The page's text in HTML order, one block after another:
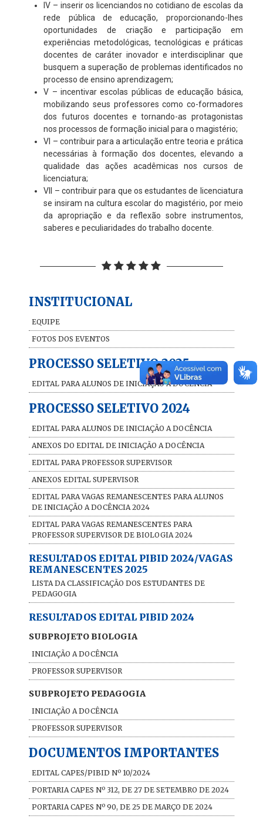
IV – inserir os licenciandos no cotidiano de escolas da
rede pública de educação, proporcionando-lhes
oportunidades de criação e participação em
experiências metodológicas, tecnológicas e práticas
docentes de caráter inovador e interdisciplinar que
busquem a superação de problemas identificados no
processo de ensino aprendizagem;
V – incentivar escolas públicas de educação básica,
mobilizando seus professores como co-formadores
dos futuros docentes e tornando-as protagonistas
nos processos de formação inicial para o magistério;
VI – contribuir para a articulação entre teoria e prática
necessárias à formação dos docentes, elevando a
qualidade das ações acadêmicas nos cursos de
licenciatura;
VII – contribuir para que os estudantes de licenciatura
se insiram na cultura escolar do magistério, por meio
da apropriação e da reflexão sobre instrumentos,
saberes e peculiaridades do trabalho docente.
INSTITUCIONAL
EQUIPE
FOTOS DOS EVENTOS
PROCESSO SELETIVO 2025
EDITAL PARA ALUNOS DE INICIAÇÃO A DOCÊNCIA
PROCESSO SELETIVO 2024
EDITAL PARA ALUNOS DE INICIAÇÃO A DOCÊNCIA
ANEXOS DO EDITAL DE INICIAÇÃO A DOCÊNCIA
EDITAL PARA PROFESSOR SUPERVISOR
ANEXOS EDITAL SUPERVISOR
EDITAL PARA VAGAS REMANESCENTES PARA ALUNOS
DE INICIAÇÃO A DOCÊNCIA 2024
EDITAL PARA VAGAS REMANESCENTES PARA
PROFESSOR SUPERVISOR DE BIOLOGIA 2024
RESULTADOS EDITAL PIBID 2024/VAGAS
REMANESCENTES 2025
LISTA DA CLASSIFICAÇÃO DOS ESTUDANTES DE
PEDAGOGIA
RESULTADOS EDITAL PIBID 2024
SUBPROJETO BIOLOGIA
INICIAÇÃO A DOCÊNCIA
PROFESSOR SUPERVISOR
SUBPROJETO PEDAGOGIA
INICIAÇÃO A DOCÊNCIA
PROFESSOR SUPERVISOR
DOCUMENTOS IMPORTANTES
EDITAL CAPES/PIBID Nº 10/2024
PORTARIA CAPES Nº 312, DE 27 DE SETEMBRO DE 2024
PORTARIA CAPES Nº 90, DE 25 DE MARÇO DE 2024